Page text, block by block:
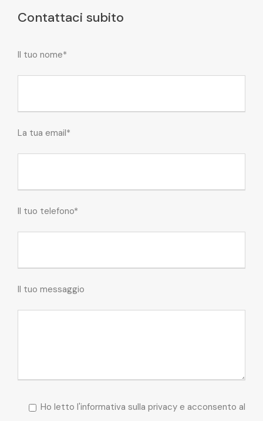
Contattaci subito
Il tuo nome*
La tua email*
Il tuo telefono*
Il tuo messaggio
Ho letto l'informativa sulla privacy e acconsento al